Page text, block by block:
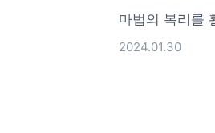
마법의 복리를
2024.01.30